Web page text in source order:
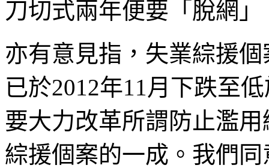
刀切式兩年便要「脫網
亦有意見指，失業綜援
已於2012年11月下跌至
要大力改革所謂防止濫
綜援個案的一成。我們